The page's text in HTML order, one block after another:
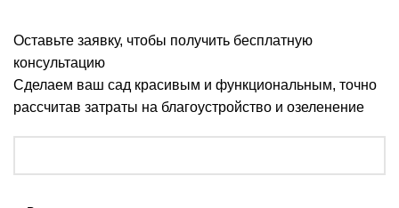
Оставьте заявку, чтобы получить бесплатную
консультацию
Сделаем ваш сад красивым и функциональным, точно
рассчитав затраты на благоустройство и озеленение